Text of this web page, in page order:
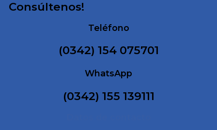
Consúltenos!
Teléfono
(0342) 154 075701
WhatsApp
(0342) 155 139111